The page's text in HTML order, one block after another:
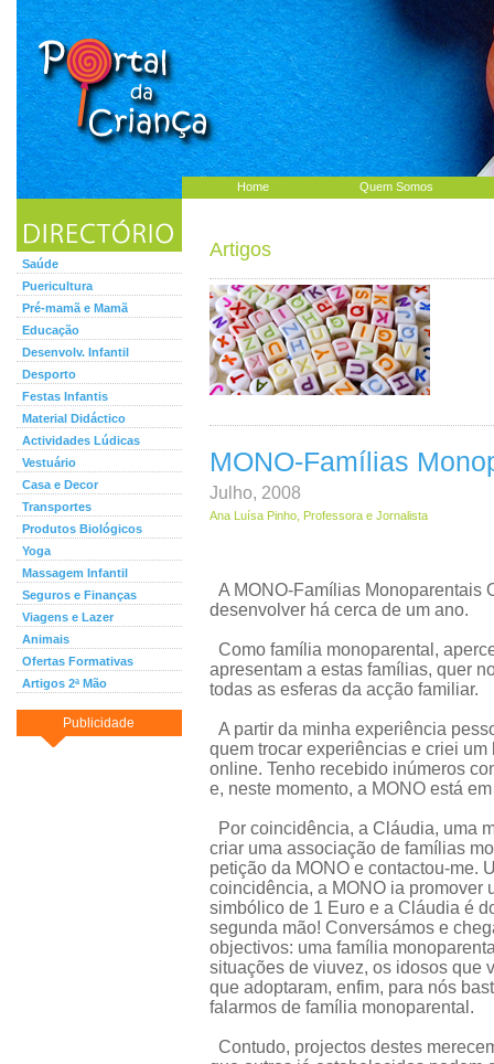
Home Quem Somos
Saúde
Puericultura
Pré-mamã e Mamã
Educação
Desenvolv. Infantil
Desporto
Festas Infantis
Material Didáctico
Actividades Lúdicas
Vestuário
Casa e Decor
Transportes
Produtos Biológicos
Yoga
Massagem Infantil
Seguros e Finanças
Viagens e Lazer
Animais
Ofertas Formativas
Artigos 2ª Mão
Publicidade
Artigos
MONO-Famílias
Julho, 2008
Ana Luísa Pinho, Professora e Jornalista
A MONO-Famílias Monoparentais
desenvolver há cerca de um ano.
Como família monoparental,
apresentam a estas famílias, quer
todas as esferas da acção familiar.
A partir da minha experiência
quem trocar experiências e criei
online. Tenho recebido inúmeros
e, neste momento, a MONO está
Por coincidência, a Cláudia, uma
criar uma associação de famílias
petição da MONO e contactou-me.
coincidência, a MONO ia promover
simbólico de 1 Euro e a Cláudia é
segunda mão! Conversámos e
objectivos: uma família
situações de viuvez, os idosos que
que adoptaram, enfim, para nós
falarmos de família monoparental.
Contudo, projectos destes